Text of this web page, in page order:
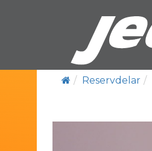
Reservdelar